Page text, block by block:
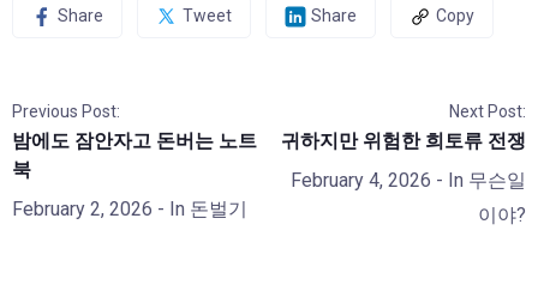
Share Tweet Share Copy
Previous Post:
밤에도 잠안자고 돈버는 노트
북
February 2, 2026 - In 돈벌기
Next Post:
귀하지만 위험한 희토류 전쟁
February 4, 2026 - In 무슨일
이야?